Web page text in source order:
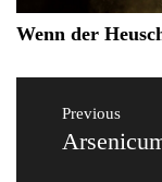
Wenn der
Previous
Previous